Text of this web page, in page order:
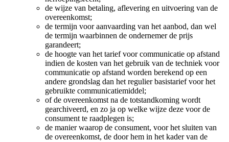
de wijze van betaling, aflevering en uitvoering van de
overeenkomst;
de termijn voor aanvaarding van het aanbod, dan wel
de termijn waarbinnen de ondernemer de prijs
garandeert;
de hoogte van het tarief voor communicatie op afstand
indien de kosten van het gebruik van de techniek voor
communicatie op afstand worden berekend op een
andere grondslag dan het regulier basistarief voor het
gebruikte communicatiemiddel;
of de overeenkomst na de totstandkoming wordt
gearchiveerd, en zo ja op welke wijze deze voor de
consument te raadplegen is;
de manier waarop de consument, voor het sluiten van
de overeenkomst, de door hem in het kader van de